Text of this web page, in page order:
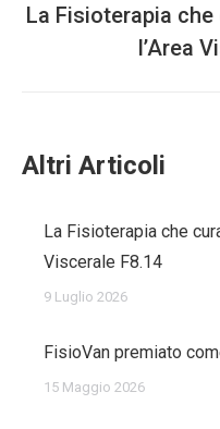
La Fisioterapia
l’Area
Altri Articoli
La Fisioterapia che
Viscerale F8.14
9 Luglio 2026
FisioVan premiato
15 Maggio 2026